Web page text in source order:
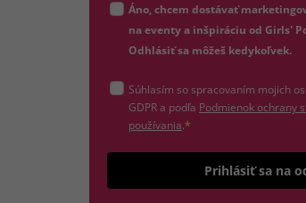
Áno, chcem dostávať
na eventy a inšpiráciu od Girls'
Odhlásiť sa môžeš kedykoľvek.
Súhlasím so spracovaním mojich
GDPR a podľa Podmienok ochrany
používania(otvorí sa v novom okne)
.*
Prihlásiť sa na